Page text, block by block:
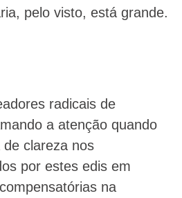
pelo visto, está grande.
radicais de
a atenção quando
clareza nos
por estes edis em
na